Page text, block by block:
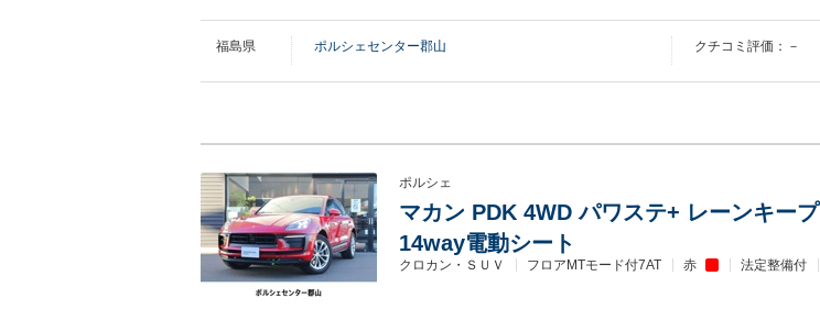
福島県 ポルシェセンター郡山 クチコミ評価：－
ポルシェ
マカン PDK 4WD パワステ+ レーンキープ
14way電動シート
クロカン・ＳＵＶ フロアMTモード付7AT 赤 法定整備付